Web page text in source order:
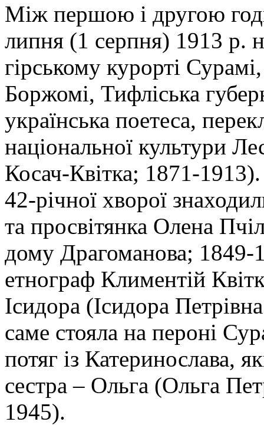
Між першою і другою
липня (1 серпня) 1913 р.
гірському курорті
Боржомі, Тифліська
українська поетеса,
національної культури
Косач-Квітка; 1871-
42-річної хворої
та просвітянка Олена
дому Драгоманова; 1849-
етнограф Климентій
Ісидора (Ісидора
саме стояла на пероні
потяг із Катеринослава,
сестра – Ольга (Ольга
1945).